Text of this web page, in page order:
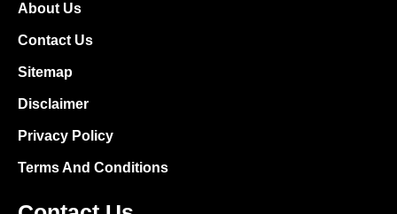
About Us
Contact Us
Sitemap
Disclaimer
Privacy Policy
Terms And Conditions